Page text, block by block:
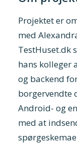
Projektet er
med
TestHuset.dk
hans kolleger
og backend
borgervendte
Android- og
med at